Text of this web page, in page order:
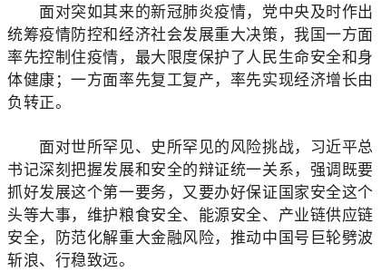
面对突如其来的新冠肺炎疫情，党中央及时作出
统筹疫情防控和经济社会发展重大决策，我国一方面
率先控制住疫情，最大限度保护了人民生命安全和身
体健康；一方面率先复工复产，率先实现经济增长由
负转正。
面对世所罕见、史所罕见的风险挑战，习近平总
书记深刻把握发展和安全的辩证统一关系，强调既要
抓好发展这个第一要务，又要办好保证国家安全这个
头等大事，维护粮食安全、能源安全、产业链供应链
安全，防范化解重大金融风险，推动中国号巨轮劈波
斩浪、行稳致远。